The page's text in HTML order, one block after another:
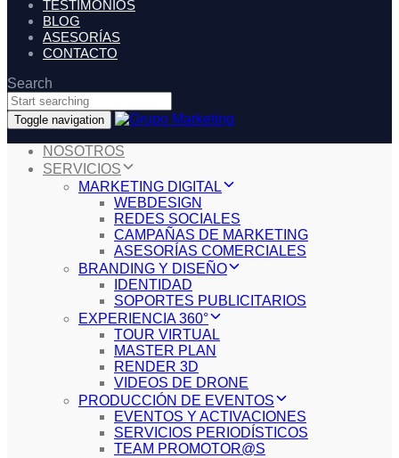
TESTIMONIOS
BLOG
ASESORÍAS
CONTACTO
Search
Toggle navigation
NOSOTROS
SERVICIOS
MARKETING DIGITAL
WEBDESIGN
REDES SOCIALES
CAMPAÑAS DE MARKETING
ASESORÍAS COMERCIALES
BRANDING Y DISEÑO
IDENTIDAD
SOPORTES PUBLICITARIOS
EXPERIENCIA 360°
TOUR VIRTUAL
MASTER PLAN
RENDER 3D
VIDEOS DE DRONE
PRODUCCIÓN DE EVENTOS
EVENTOS Y ACTIVACIONES
SERVICIOS PERIODÍSTICOS
TEAM PROMOTOR@S